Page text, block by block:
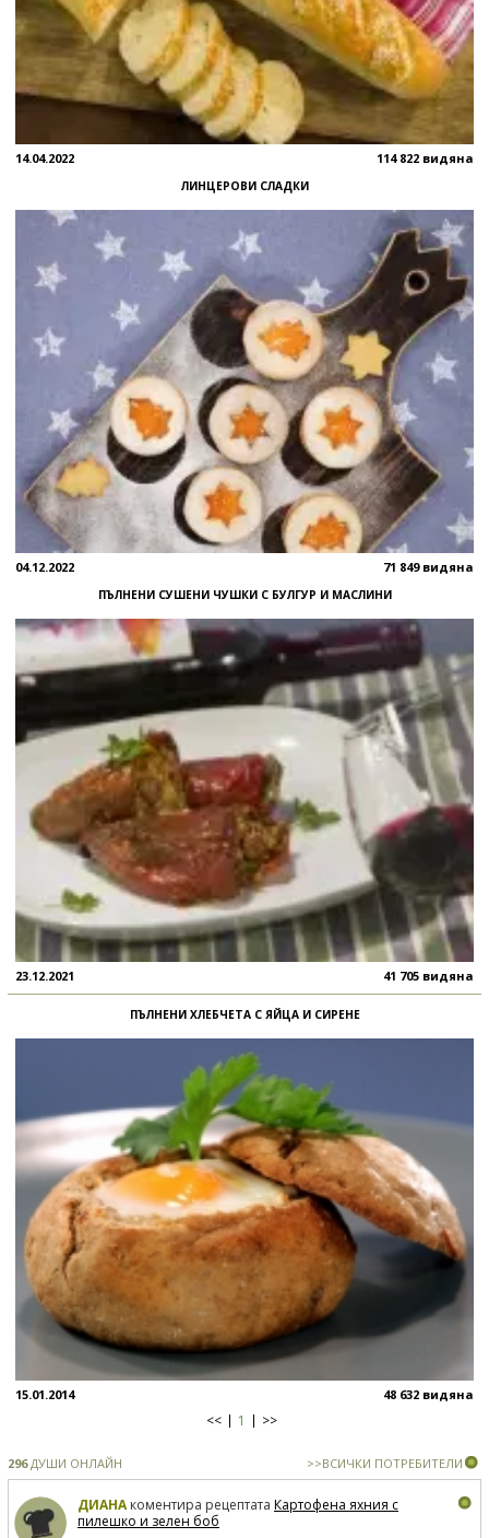
14.04.2022 114 822 видяна
ЛИНЦЕРОВИ СЛАДКИ
04.12.2022 71 849 видяна
ПЪЛНЕНИ СУШЕНИ ЧУШКИ С БУЛГУР И МАСЛИНИ
23.12.2021 41 705 видяна
ПЪЛНЕНИ ХЛЕБЧЕТА С ЯЙЦА И СИРЕНЕ
15.01.2014 48 632 видяна
<< 1 >>
296ДУШИ ОНЛАЙН >>ВСИЧКИ ПОТРЕБИТЕЛИ
ДИАНАкоментира рецептата Картофена яхния с
пилешко и зелен боб